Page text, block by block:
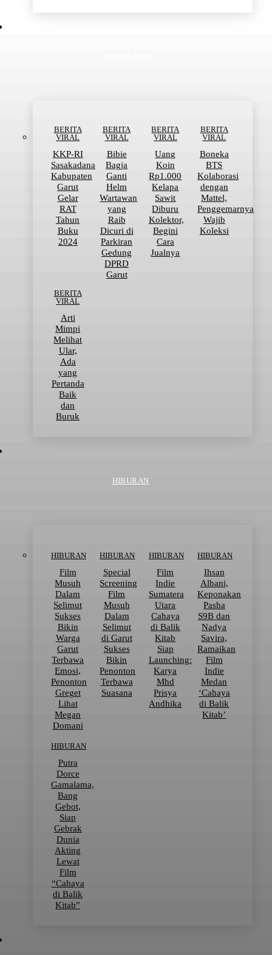
BERITA
VIRAL
KKP-RI
Sasakadana
Kabupaten
Garut
Gelar
RAT
Tahun
Buku
2024
BERITA
VIRAL
Bibie
Bagja
Ganti
Helm
Wartawan
yang
Raib
Dicuri di
Parkiran
Gedung
DPRD
Garut
BERITA
VIRAL
Uang
Koin
Rp1.000
Kelapa
Sawit
Diburu
Kolektor,
Begini
Cara
Jualnya
BERITA
VIRAL
Boneka
BTS
Kolaborasi
dengan
Mattel,
Penggemarnya
Wajib
Koleksi
BERITA
VIRAL
Arti
Mimpi
Melihat
Ular,
Ada
yang
Pertanda
Baik
dan
Buruk
HIBURAN
HIBURAN
Film
Musuh
Dalam
Selimut
Sukses
Bikin
Warga
Garut
Terbawa
Emosi,
Penonton
Greget
Lihat
Megan
Domani
HIBURAN
Special
Screening
Film
Musuh
Dalam
Selimut
di Garut
Sukses
Bikin
Penonton
Terbawa
Suasana
HIBURAN
Film
Indie
Sumatera
Utara
Cahaya
di Balik
Kitab
Siap
Launching:
Karya
Mhd
Prisya
Andhika
HIBURAN
Ihsan
Albani,
Keponakan
Pasha
S9B dan
Nadya
Savira,
Ramaikan
Film
Indie
Medan
‘Cahaya
di Balik
Kitab’
HIBURAN
Putra
Dorce
Gamalama,
Bang
Gebot,
Siap
Gebrak
Dunia
Akting
Lewat
Film
“Cahaya
di Balik
Kitab”